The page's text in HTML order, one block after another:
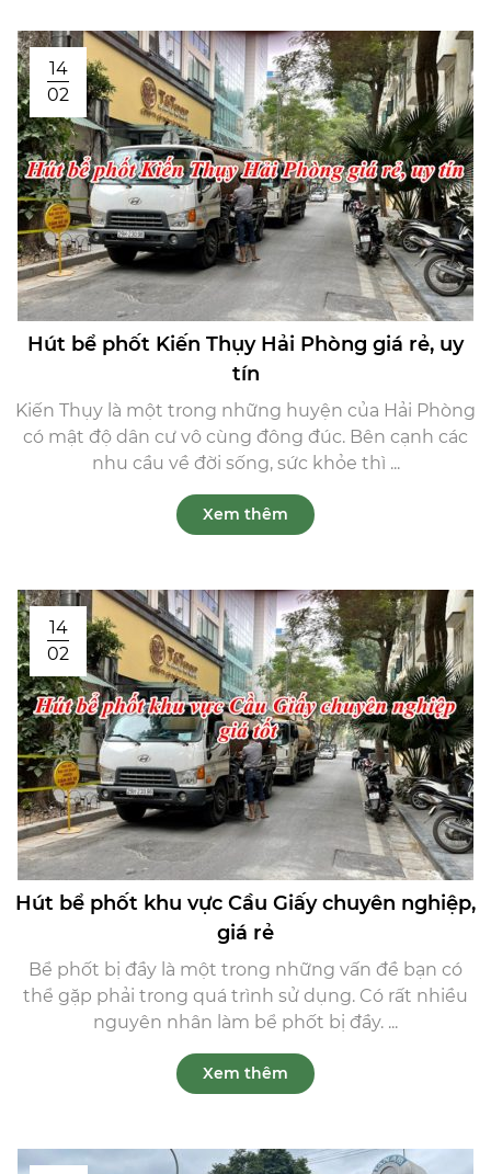
14
02
Hút bể phốt Kiến Thụy Hải Phòng giá rẻ, uy
tín
Kiến Thụy là một trong những huyện của Hải Phòng
có mật độ dân cư vô cùng đông đúc. Bên cạnh các
nhu cầu về đời sống, sức khỏe thì ...
Xem thêm
14
02
Hút bể phốt khu vực Cầu Giấy chuyên nghiệp,
giá rẻ
Bể phốt bị đầy là một trong những vấn đề bạn có
thể gặp phải trong quá trình sử dụng. Có rất nhiều
nguyên nhân làm bể phốt bị đầy. ...
Xem thêm